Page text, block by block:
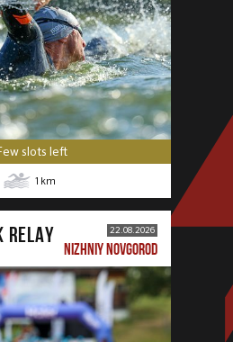
slots left
1 km
RELAY 22.08.2026
NIZHNIY NOVGOROD